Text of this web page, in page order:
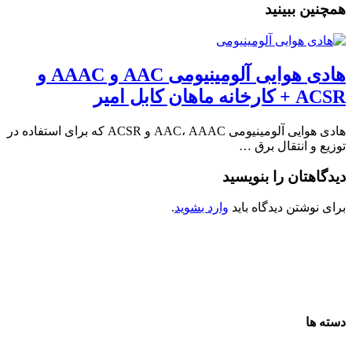
همچنین ببینید
هادی هوایی آلومینیومی AAC و AAAC و
ACSR + کارخانه ماهان کابل امیر
هادی هوایی آلومینیومی AAC، AAAC و ACSR که برای استفاده در
توزیع و انتقال برق …
دیدگاهتان را بنویسید
برای نوشتن دیدگاه باید وارد بشوید.
دسته ها